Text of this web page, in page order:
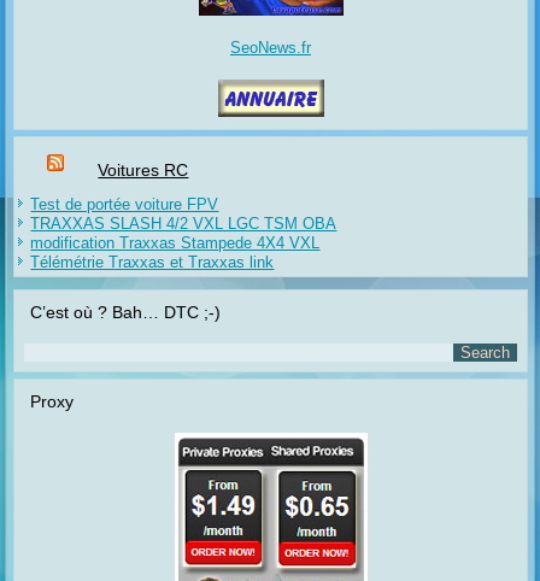
SeoNews.fr
Voitures RC
Test de portée voiture FPV
TRAXXAS SLASH 4/2 VXL LGC TSM OBA
modification Traxxas Stampede 4X4 VXL
Télémétrie Traxxas et Traxxas link
C’est où ? Bah… DTC ;-)
Proxy